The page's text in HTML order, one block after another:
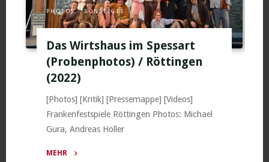
(2022)"
PHOTOS / SONSTIGES
Das Wirtshaus im Spessart
(Probenphotos) / Röttingen
(2022)
[Photos] [Kritik] [Pressemappe] [Videos]
Frankenfestspiele Röttingen Photos: Michael
Gura, Andreas Holler
MEHR